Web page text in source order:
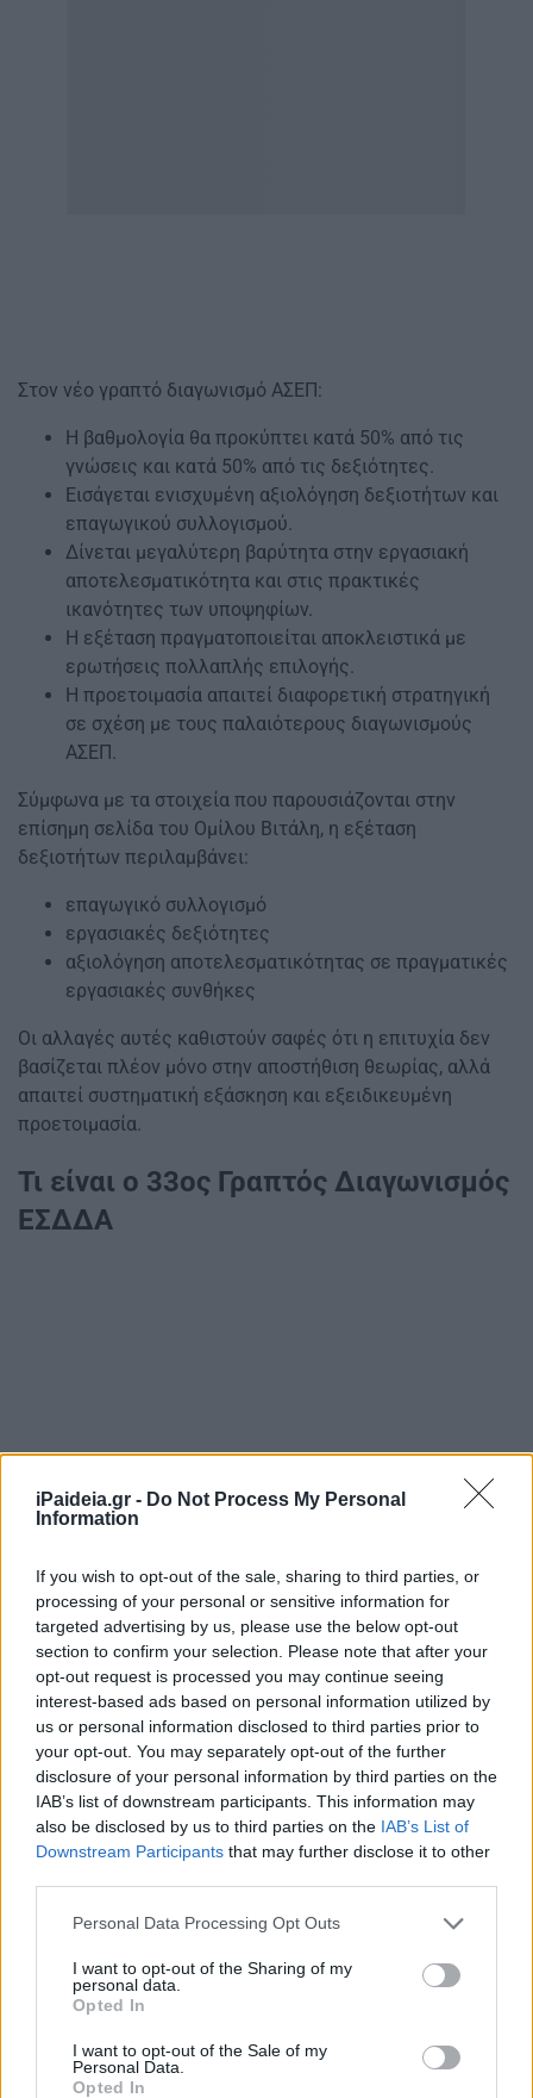
iPaideia.gr - Do Not Process My Personal
Information
If you wish to opt-out of the sale, sharing to third parties, or
processing of your personal or sensitive information for
targeted advertising by us, please use the below opt-out
section to confirm your selection. Please note that after your
opt-out request is processed you may continue seeing
interest-based ads based on personal information utilized by
us or personal information disclosed to third parties prior to
your opt-out. You may separately opt-out of the further
disclosure of your personal information by third parties on the
IAB’s list of downstream participants. This information may
also be disclosed by us to third parties on the IAB’s List of
Downstream Participants that may further disclose it to other
Please note that this website/app uses one or more Google
not limited to your visit or usage behaviour. You may click to
grant or deny consent to Google and its third-party tags to
use your data for below specified purposes in below Google
consent section.
Personal Data Processing Opt Outs
I want to opt-out of the Sharing of my
personal data.
Opted In
I want to opt-out of the Sale of my
Personal Data.
Opted In
Στον νέο γραπτό διαγωνισμό ΑΣΕΠ:
Η βαθμολογία θα προκύπτει κατά 50% από τις
γνώσεις και κατά 50% από τις δεξιότητες.
Εισάγεται ενισχυμένη αξιολόγηση δεξιοτήτων και
επαγωγικού συλλογισμού.
Δίνεται μεγαλύτερη βαρύτητα στην εργασιακή
αποτελεσματικότητα και στις πρακτικές
ικανότητες των υποψηφίων.
Η εξέταση πραγματοποιείται αποκλειστικά με
ερωτήσεις πολλαπλής επιλογής.
Η προετοιμασία απαιτεί διαφορετική στρατηγική
σε σχέση με τους παλαιότερους διαγωνισμούς
ΑΣΕΠ.
Σύμφωνα με τα στοιχεία που παρουσιάζονται στην
επίσημη σελίδα του Ομίλου Βιτάλη, η εξέταση
δεξιοτήτων περιλαμβάνει:
επαγωγικό συλλογισμό
εργασιακές δεξιότητες
αξιολόγηση αποτελεσματικότητας σε πραγματικές
εργασιακές συνθήκες
Οι αλλαγές αυτές καθιστούν σαφές ότι η επιτυχία δεν
βασίζεται πλέον μόνο στην αποστήθιση θεωρίας, αλλά
απαιτεί συστηματική εξάσκηση και εξειδικευμένη
προετοιμασία.
Τι είναι ο 33ος Γραπτός Διαγωνισμός
ΕΣΔΔΑ
Η Εθνική Σχολή Δημόσιας Διοίκησης και Αυτοδιοίκησης
(ΕΣΔΔΑ) αποτελεί μία από τις πιο απαιτητικές αλλά και
υψηλού κύρους διαδικασίες εισαγωγής στο Δημόσιο.